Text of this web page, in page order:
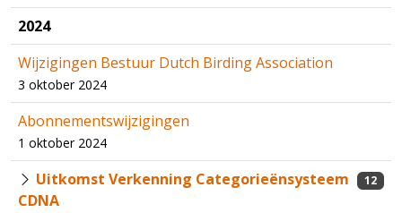
2024
Wijzigingen Bestuur Dutch Birding Association
3 oktober 2024
Abonnementswijzigingen
1 oktober 2024
Uitkomst Verkenning Categorieënsysteem
CDNA
12